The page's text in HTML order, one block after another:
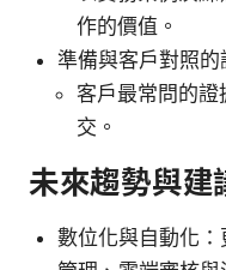
作的價值。
準備與客戶對照的
客戶最常問的
交。
未來趨勢與建
數位化與自動化